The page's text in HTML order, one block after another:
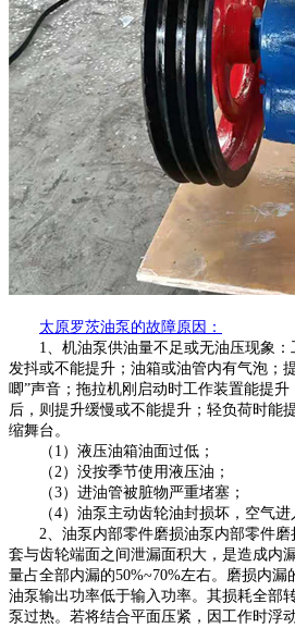
太原罗茨油泵的故障原因：
1、 机油泵供油量不足或无油压现象
发抖或不能提升；油箱或油管内有气泡；
唧”声音；拖拉机刚启动时工作装置能提
后，则提升缓慢或不能提升；轻负荷时能
缩舞台。
（ 1）液压油箱油面过低；
（2）没按季节使用液压油；
（3）进油管被脏物严重堵塞；
（4）油泵主动齿轮油封损坏，空气进
2、油泵内部零件磨损油泵内部零件
套与齿轮端面之间泄漏面积大，是造成内
量占全部内漏的50%~70%左右。磨损内漏
油泵输出功率低于输入功率。其损耗全部
泵过热。若将结合平面压紧，因工作时浮